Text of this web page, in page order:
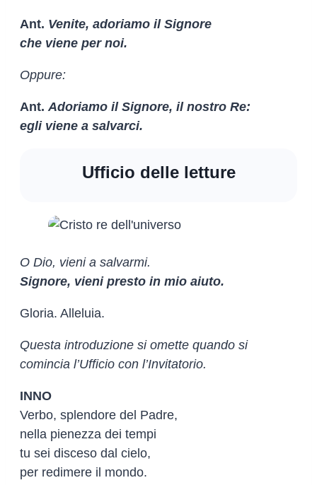
Ant. Venite, adoriamo il Signore
che viene per noi.
Oppure:
Ant. Adoriamo il Signore, il nostro Re:
egli viene a salvarci.
Ufficio delle letture
O Dio, vieni a salvarmi.
Signore, vieni presto in mio aiuto.
Gloria. Alleluia.
Questa introduzione si omette quando si
comincia l’Ufficio con l’Invitatorio.
INNO
Verbo, splendore del Padre,
nella pienezza dei tempi
tu sei disceso dal cielo,
per redimere il mondo.